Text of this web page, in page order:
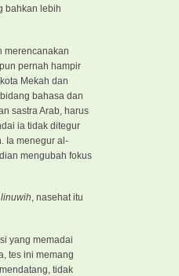
bahkan lebih
merencanakan
pernah hampir
Mekah dan
bahasa dan
sastra Arab, harus
ia tidak ditegur
Ia menegur al-
mengubah fokus
linuwih, nasehat itu
yang memadai
tes ini memang
tidak